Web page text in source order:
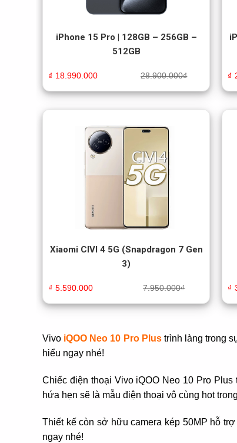
iPhone 15 Pro | 128GB – 256GB –
512GB
28.900.000₫
18.990.000
₫ ₫
Xiaomi CIVI 4 5G (Snapdragon 7 Gen
3)
7.950.000₫
5.590.000
₫ ₫
Vivo iQOO Neo 10 Pro Plustrình làng trong
hiểu ngay nhé!
Chiếc điện thoại Vivo iQOO Neo 10 Pro
hứa hẹn sẽ là mẫu điện thoại vô cùng hot
Thiết kế còn sở hữu camera kép 50MP hỗ
ngay nhé!